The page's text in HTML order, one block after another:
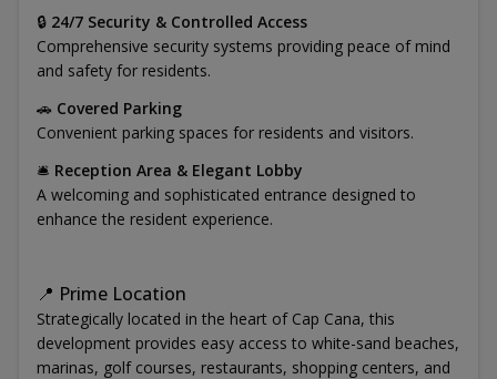
🔒 24/7 Security & Controlled Access
Comprehensive security systems providing peace of mind
and safety for residents.
🚗 Covered Parking
Convenient parking spaces for residents and visitors.
🛎️ Reception Area & Elegant Lobby
A welcoming and sophisticated entrance designed to
enhance the resident experience.
📍 Prime Location
Strategically located in the heart of Cap Cana, this
development provides easy access to white-sand beaches,
marinas, golf courses, restaurants, shopping centers, and